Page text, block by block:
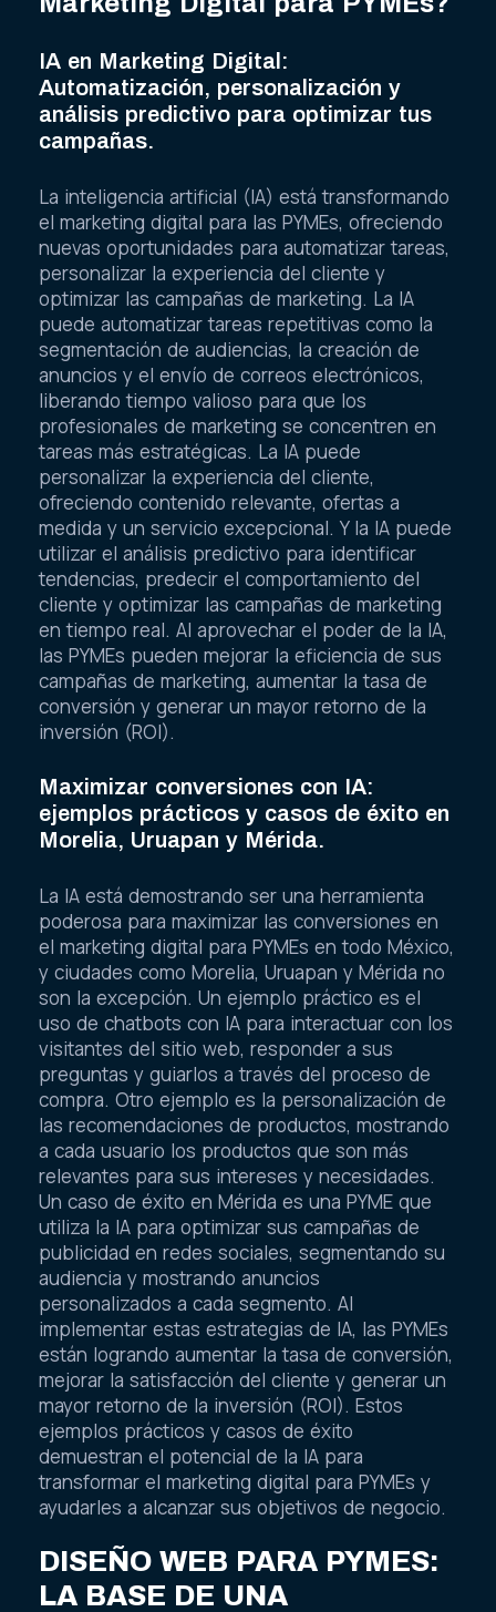
IA en Marketing Digital:
Automatización, personalización y
análisis predictivo para optimizar tus
campañas.
La inteligencia artificial (IA) está transformando
el marketing digital para las PYMEs, ofreciendo
nuevas oportunidades para automatizar tareas,
personalizar la experiencia del cliente y
optimizar las campañas de marketing. La IA
puede automatizar tareas repetitivas como la
segmentación de audiencias, la creación de
anuncios y el envío de correos electrónicos,
liberando tiempo valioso para que los
profesionales de marketing se concentren en
tareas más estratégicas. La IA puede
personalizar la experiencia del cliente,
ofreciendo contenido relevante, ofertas a
medida y un servicio excepcional. Y la IA puede
utilizar el análisis predictivo para identificar
tendencias, predecir el comportamiento del
cliente y optimizar las campañas de marketing
en tiempo real. Al aprovechar el poder de la IA,
las PYMEs pueden mejorar la eficiencia de sus
campañas de marketing, aumentar la tasa de
conversión y generar un mayor retorno de la
inversión (ROI).
Maximizar conversiones con IA:
ejemplos prácticos y casos de éxito en
Morelia, Uruapan y Mérida.
La IA está demostrando ser una herramienta
poderosa para maximizar las conversiones en
el marketing digital para PYMEs en todo México,
y ciudades como Morelia, Uruapan y Mérida no
son la excepción. Un ejemplo práctico es el
uso de chatbots con IA para interactuar con los
visitantes del sitio web, responder a sus
preguntas y guiarlos a través del proceso de
compra. Otro ejemplo es la personalización de
las recomendaciones de productos, mostrando
a cada usuario los productos que son más
relevantes para sus intereses y necesidades.
Un caso de éxito en Mérida es una PYME que
utiliza la IA para optimizar sus campañas de
publicidad en redes sociales, segmentando su
audiencia y mostrando anuncios
personalizados a cada segmento. Al
implementar estas estrategias de IA, las PYMEs
están logrando aumentar la tasa de conversión,
mejorar la satisfacción del cliente y generar un
mayor retorno de la inversión (ROI). Estos
ejemplos prácticos y casos de éxito
demuestran el potencial de la IA para
transformar el marketing digital para PYMEs y
ayudarles a alcanzar sus objetivos de negocio.
DISEÑO WEB PARA PYMES:
LA BASE DE UNA